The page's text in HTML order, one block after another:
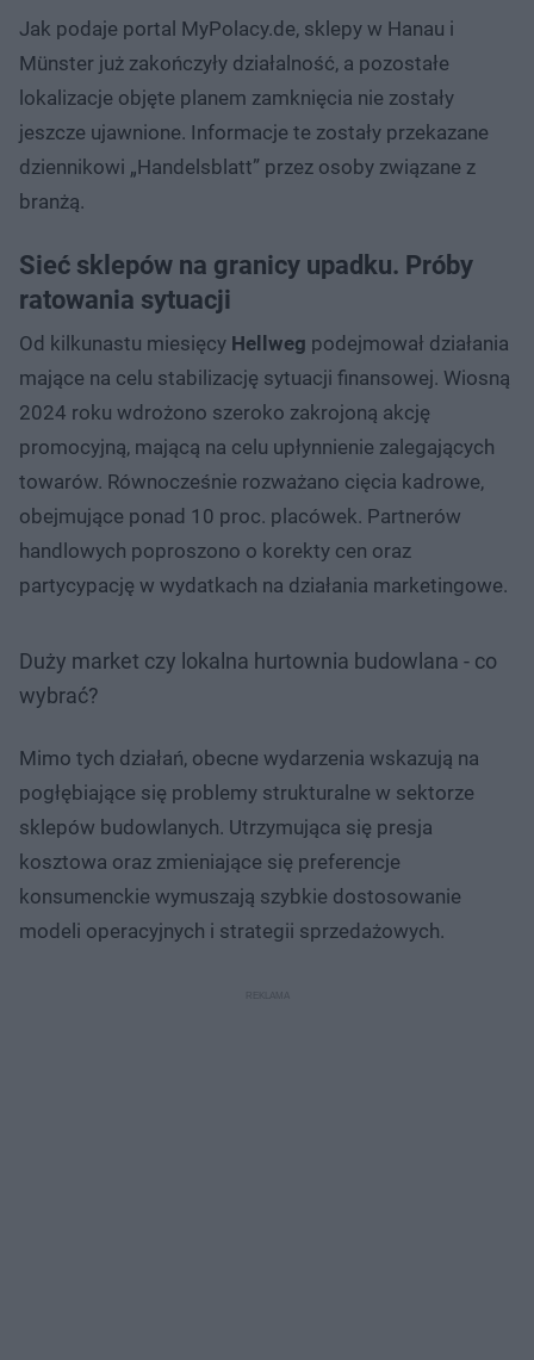
Jak podaje portal MyPolacy.de, sklepy w Hanau i
Münster już zakończyły działalność, a pozostałe
lokalizacje objęte planem zamknięcia nie zostały
jeszcze ujawnione. Informacje te zostały przekazane
dziennikowi „Handelsblatt” przez osoby związane z
branżą.
Sieć sklepów na granicy upadku. Próby
ratowania sytuacji
Od kilkunastu miesięcy Hellweg podejmował działania
mające na celu stabilizację sytuacji finansowej. Wiosną
2024 roku wdrożono szeroko zakrojoną akcję
promocyjną, mającą na celu upłynnienie zalegających
towarów. Równocześnie rozważano cięcia kadrowe,
obejmujące ponad 10 proc. placówek. Partnerów
handlowych poproszono o korekty cen oraz
partycypację w wydatkach na działania marketingowe.
Duży market czy lokalna hurtownia budowlana - co
wybrać?
Mimo tych działań, obecne wydarzenia wskazują na
pogłębiające się problemy strukturalne w sektorze
sklepów budowlanych. Utrzymująca się presja
kosztowa oraz zmieniające się preferencje
konsumenckie wymuszają szybkie dostosowanie
modeli operacyjnych i strategii sprzedażowych.